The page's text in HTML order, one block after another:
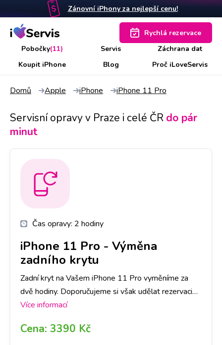
Zánovní iPhony za nejlepší cenu!
Pobočky(11) Servis
Záchrana dat
Koupit iPhone
Blog Proč iLoveServis
Rychlá rezervace
Domů Apple iPhone iPhone 11 Pro
Servisní opravy v Praze i celé ČR do pár
minut
Čas opravy: 2 hodiny
iPhone 11 Pro - Výměna
zadního krytu
Zadní kryt na Vašem iPhone 11 Pro vyměníme za
dvě hodiny. Doporučujeme si však udělat rezervaci
nebo zavolat na vybranou pobočku, ať pro Vás máme
Více informací
Cena: 3390 Kč